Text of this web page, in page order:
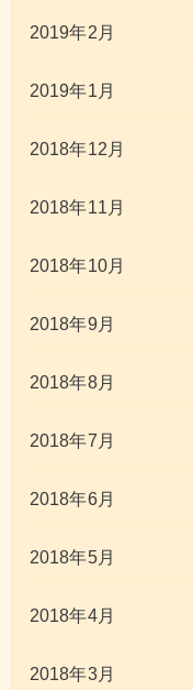
2019年2月
2019年1月
2018年12月
2018年11月
2018年10月
2018年9月
2018年8月
2018年7月
2018年6月
2018年5月
2018年4月
2018年3月